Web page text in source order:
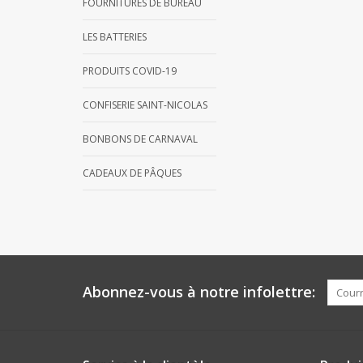
FOURNITURES DE BUREAU
LES BATTERIES
PRODUITS COVID-19
CONFISERIE SAINT-NICOLAS
BONBONS DE CARNAVAL
CADEAUX DE PÂQUES
Abonnez-vous à notre infolettre: